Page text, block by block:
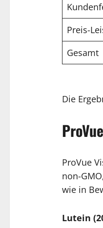
Preis-
Gesamt
Die
ProVue
non-
wie in
Lutein